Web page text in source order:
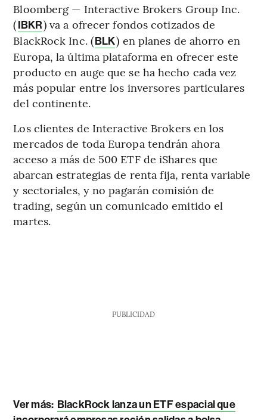
Bloomberg — Interactive Brokers Group Inc.
(IBKR) va a ofrecer fondos cotizados de
BlackRock Inc. (BLK) en planes de ahorro en
Europa, la última plataforma en ofrecer este
producto en auge que se ha hecho cada vez
más popular entre los inversores particulares
del continente.
Los clientes de Interactive Brokers en los
mercados de toda Europa tendrán ahora
acceso a más de 500 ETF de iShares que
abarcan estrategias de renta fija, renta variable
y sectoriales, y no pagarán comisión de
trading, según un comunicado emitido el
martes.
PUBLICIDAD
Ver más: BlackRock lanza un ETF espacial que